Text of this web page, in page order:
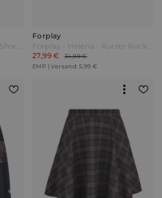
Black Premium by EMP - Short Skirt with decorative Buckles - Kurzer Rock - schwarz - EMP Exklusiv!
Forplay
Forplay - Helena - Kurzer Rock - schwarz
27,99 €
34,99 €
EMP | Versand: 5,99 €